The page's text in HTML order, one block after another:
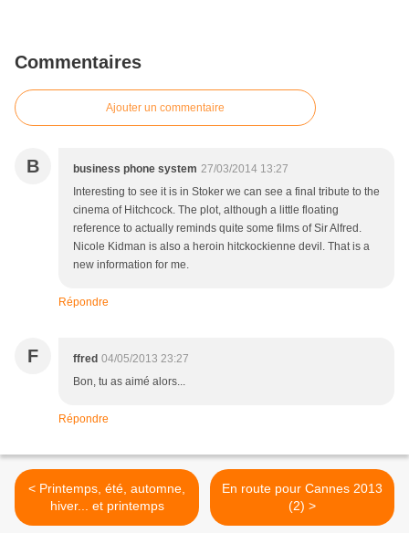
Commentaires
Ajouter un commentaire
B business phone system 27/03/2014 13:27
Interesting to see it is in Stoker we can see a final tribute to the
cinema of Hitchcock. The plot, although a little floating
reference to actually reminds quite some films of Sir Alfred.
Nicole Kidman is also a heroin hitckockienne devil. That is a
new information for me.
Répondre
F ffred 04/05/2013 23:27
Bon, tu as aimé alors...
Répondre
< Printemps, été, automne,
hiver... et printemps
En route pour Cannes 2013
(2) >